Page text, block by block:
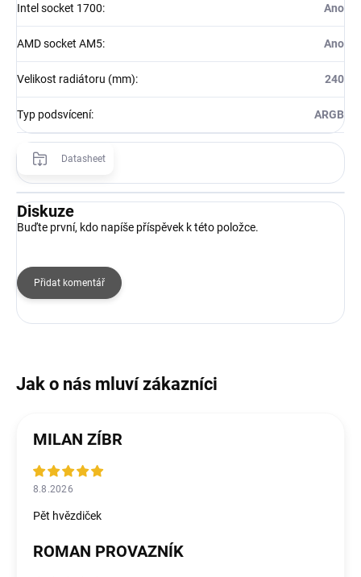
Intel socket 1700: Ano
AMD socket AM5: Ano
Velikost radiátoru (mm): 240
Typ podsvícení: ARGB
Datasheet
Diskuze
Buďte první, kdo napíše příspěvek k této položce.
Přidat komentář
MILAN ZÍBR
8.8.2026
Pět hvězdiček
ROMAN PROVAZNÍK